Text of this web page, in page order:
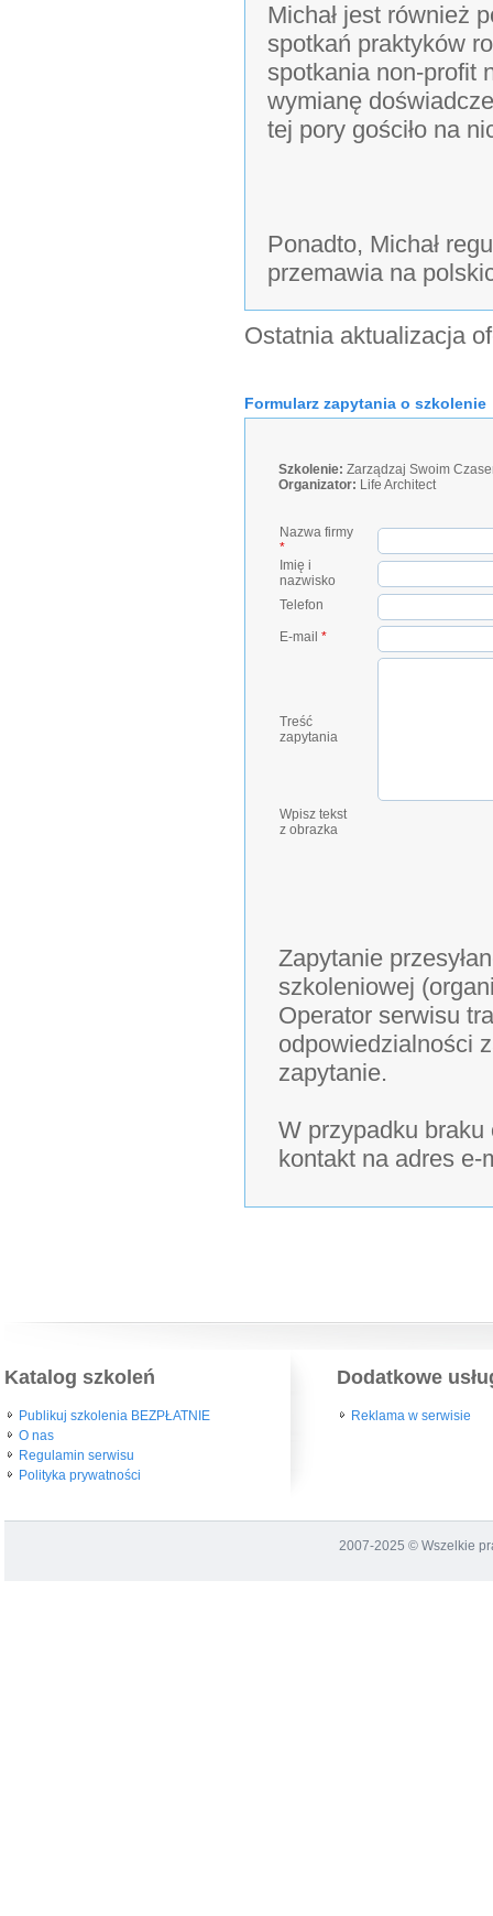
Michał jest również
spotkań praktyków
spotkania non-profit
wymianę
tej pory gościło na
Ponadto, Michał
przemawia na
Ostatnia aktualizacja
Formularz zapytania o szkolenie
Szkolenie: Zarządzaj Swoim
Organizator: Life Architect
Nazwa firmy
*
Imię i
nazwisko
Telefon
E-mail *
Treść
zapytania
Wpisz tekst
z obrazka
Zapytanie
szkoleniowej
Operator serwisu
odpowiedzialności
zapytanie.
W przypadku
kontakt na adres
Katalog szkoleń
Publikuj szkolenia BEZPŁATNIE
O nas
Regulamin serwisu
Polityka prywatności
Dodatkowe
Reklama w serwisie
2007-2025 © Wszelkie